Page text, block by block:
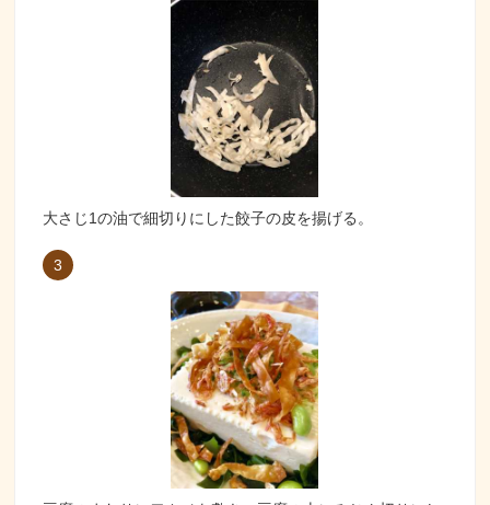
大さじ1の油で細切りにした餃子の皮を揚げる。
3